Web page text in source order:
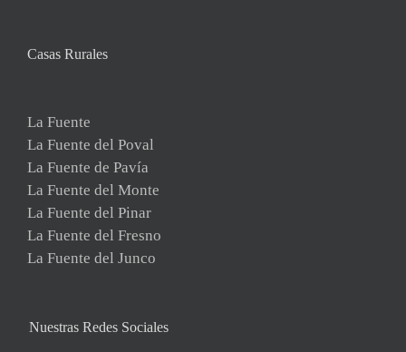
Casas Rurales
La Fuente
La Fuente del Poval
La Fuente de Pavía
La Fuente del Monte
La Fuente del Pinar
La Fuente del Fresno
La Fuente del Junco
Nuestras Redes Sociales